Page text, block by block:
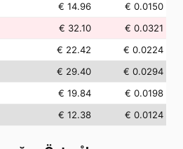
€ 14.96
€ 0.0150
€ 32.10
€ 0.0321
€ 22.42
€ 0.0224
€ 29.40
€ 0.0294
€ 19.84
€ 0.0198
€ 12.38 € 0.0124